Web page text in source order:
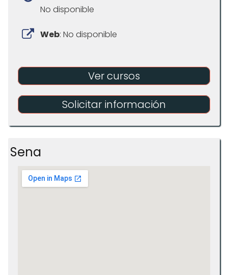
No disponible
Web: No disponible
Ver cursos
Solicitar información
Sena